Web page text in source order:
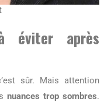
éviter après
sûr. Mais attention
nuances trop sombres.